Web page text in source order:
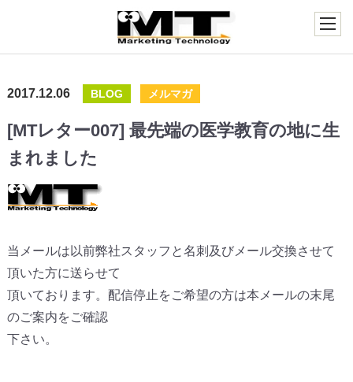
2017.12.06 BLOG メルマガ
[MTレター007] 最先端の医学教育の地に生
まれました
当メールは以前弊社スタッフと名刺及びメール交換させて
頂いた方に送らせて
頂いております。配信停止をご希望の方は本メールの末尾
のご案内をご確認
下さい。